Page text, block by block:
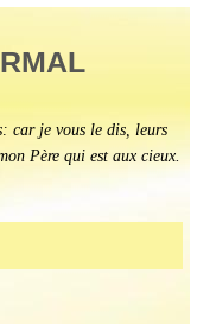
car je vous le dis, leurs
Père qui est aux cieux.